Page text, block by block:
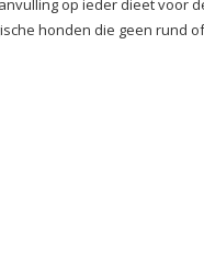
honden die geen rund